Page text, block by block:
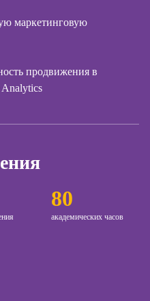
поисковой
сайтов)
сайтов на Tilda
Курсы
продвижения в
маркетинговую
продвижения в
80
академических часов